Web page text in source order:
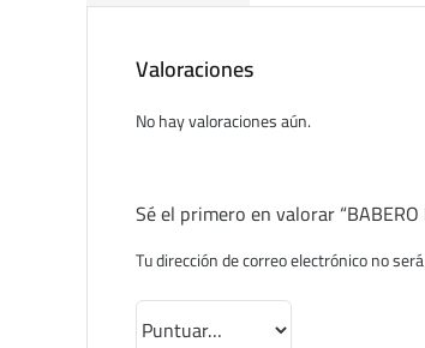
Valoraciones
No hay valoraciones aún.
Sé el primero en valorar “BABERO
Tu dirección de correo electrónico no